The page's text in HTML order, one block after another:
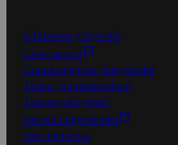
S-Business yrityksille
Oiva-raportit
Osuuskauppojen yhteystiedot
Tilaus- ja toimitusehdot
Tietosuojakäytäntö
Palvelun käyttöehdot
Saavutettavuus